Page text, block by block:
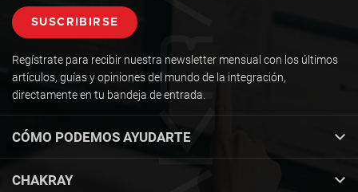
CÓMO PODEMOS AYUDARTE
CHAKRAY
Regístrate para recibir nuestra newsletter mensual con los últimos
artículos, guías y opiniones del mundo de la integración,
directamente en tu bandeja de entrada.